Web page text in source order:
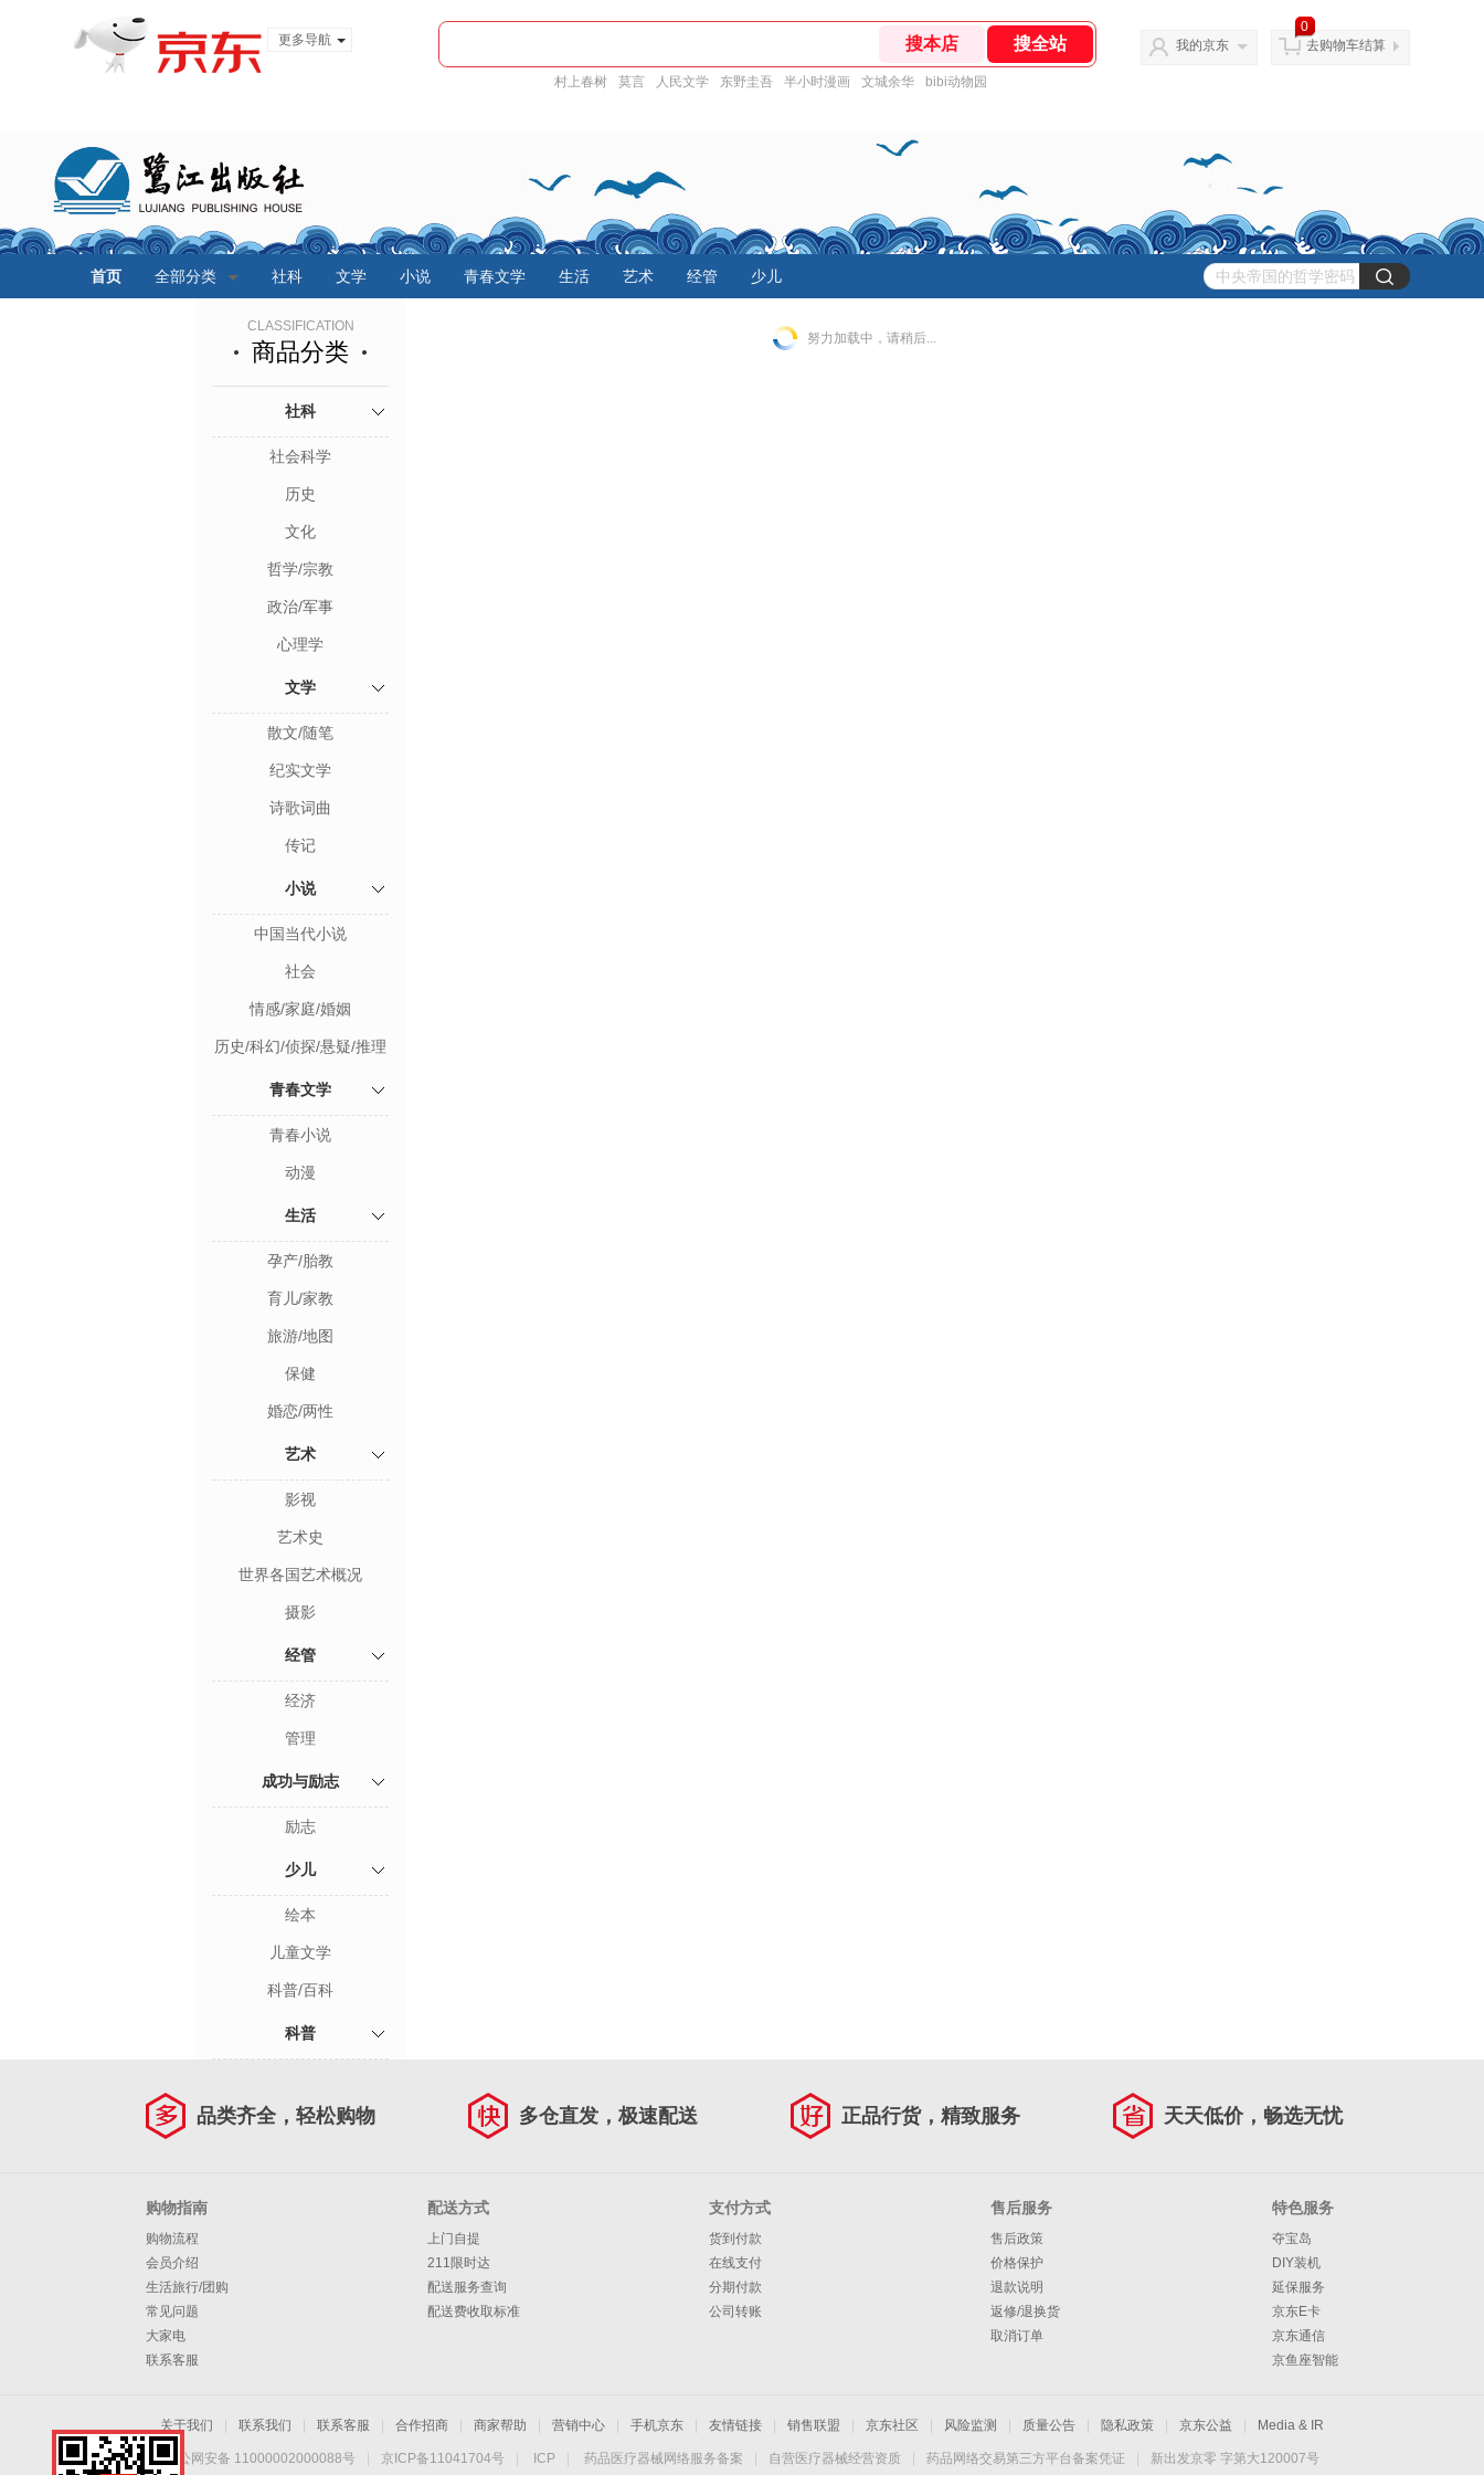
更多导航
村上春树 莫言 人民文学 东野圭吾 半小时漫画 文城余华 bibi动物园
我的京东
0
去购物车结算
首页 全部分类 社科 文学 小说 青春文学 生活 艺术 经管 少儿
CLASSIFICATION
商品分类
社科
社会科学
历史
文化
哲学/宗教
政治/军事
心理学
文学
散文/随笔
纪实文学
诗歌词曲
传记
小说
中国当代小说
社会
情感/家庭/婚姻
历史/科幻/侦探/悬疑/推理
青春文学
青春小说
动漫
生活
孕产/胎教
育儿/家教
旅游/地图
保健
婚恋/两性
艺术
影视
艺术史
世界各国艺术概况
摄影
经管
经济
管理
成功与励志
励志
少儿
绘本
儿童文学
科普/百科
科普
努力加载中，请稍后...
品类齐全，轻松购物 多仓直发，极速配送 正品行货，精致服务 天天低价，畅选无忧
购物指南
购物流程
会员介绍
生活旅行/团购
常见问题
大家电
联系客服
配送方式
上门自提
211限时达
配送服务查询
配送费收取标准
支付方式
货到付款
在线支付
分期付款
公司转账
售后服务
售后政策
价格保护
退款说明
返修/退换货
取消订单
特色服务
夺宝岛
DIY装机
延保服务
京东E卡
京东通信
京鱼座智能
关于我们 联系我们 联系客服 合作招商 商家帮助 营销中心 手机京东 友情链接 销售联盟 京东社区 风险监测 质量公告 隐私政策 京东公益 Media & IR
京公网安备 11000002000088号 京ICP备11041704号 ICP 药品医疗器械网络服务备案 自营医疗器械经营资质 药品网络交易第三方平台备案凭证 新出发京零 字第大120007号